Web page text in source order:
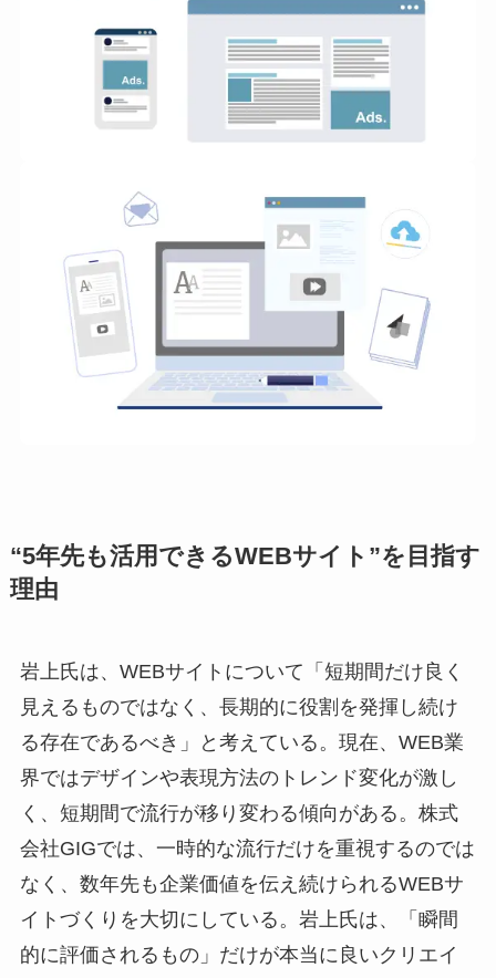
“5年先も活用できるWEBサイト”を目指す
理由
岩上氏は、WEBサイトについて「短期間だけ良く
見えるものではなく、長期的に役割を発揮し続け
る存在であるべき」と考えている。現在、WEB業
界ではデザインや表現方法のトレンド変化が激し
く、短期間で流行が移り変わる傾向がある。株式
会社GIGでは、一時的な流行だけを重視するのでは
なく、数年先も企業価値を伝え続けられるWEBサ
イトづくりを大切にしている。岩上氏は、「瞬間
的に評価されるもの」だけが本当に良いクリエイ